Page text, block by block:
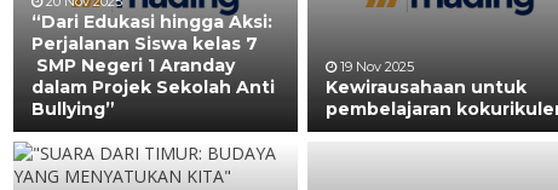
“Dari Edukasi hingga Aksi:
Perjalanan Siswa kelas 7
SMP Negeri 1 Aranday
dalam Projek Sekolah Anti
Bullying”
19 Nov 2025
Kewirausahaan untuk
pembelajaran